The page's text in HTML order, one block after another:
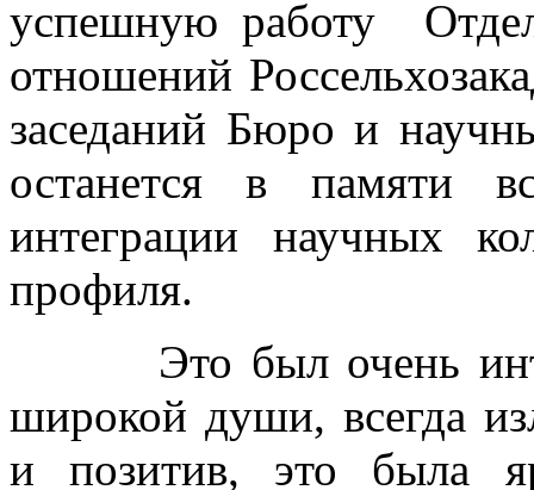
успешную работу
отношений
заседаний Бюро и
останется в памяти
интеграции научных
профиля.
Это был очень
широкой души, всегда
и позитив, это была